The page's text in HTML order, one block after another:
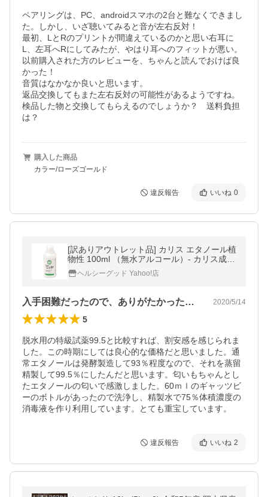
ペアリングは、PC、androidスマホの2台と難なくできまし
た。しかし、いざ聴いてみると音が左右反対！
最初、LとRのプリントが間違えているのかと思い右耳に
L、左耳へRにしてみたが、やはり耳へのフィットが悪い。
以前購入された方のレビューを、ちゃんと読んでおけば良
かった！
音質はなかなか良いと思います。
返品交換してもまた左右反対の可能性があるようですね。
検品した物と交換してもらえるのでしょうか？　送料負担
は？
購入した商品
カラー/ローズゴールド
違反報告 いいね 0
[訳ありアウトレット品] カリス エタノール植
物性 100ml （無水アルコール）- カリス成城
※当店在庫限り
ヘルシーグッド Yahoo!店
入手困難だったので、ありがたかったです。 2020/5/14
5
脱水用の特級試薬99.5と比較すれば、割安感を感じられま
した。この時期にしては良心的な価格だと思いました。通
常エタノールは発酵製造して93％程度なので、それを蒸留
精製して99.5％にしたんだと思います。匂いもちゃんとし
たエタノールの匂いで感激しました。60ｍｌのギャッツビ
ーのボトルがあったので洗浄し、精製水で75％体積濃度の
消毒液を作り利用しています。とても重宝しています。
違反報告 いいね 2